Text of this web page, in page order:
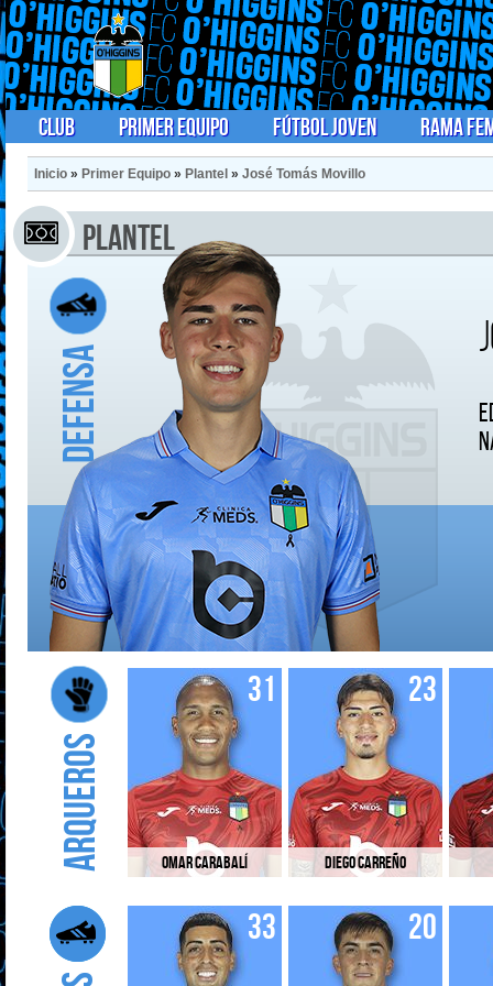
Club Primer Equipo Fútbol Joven Rama
Inicio » Primer Equipo » Plantel » José Tomás Movillo
Plantel
Defensa
Arqueros
31
Omar Carabalí
23
Diego Carreño
33 20